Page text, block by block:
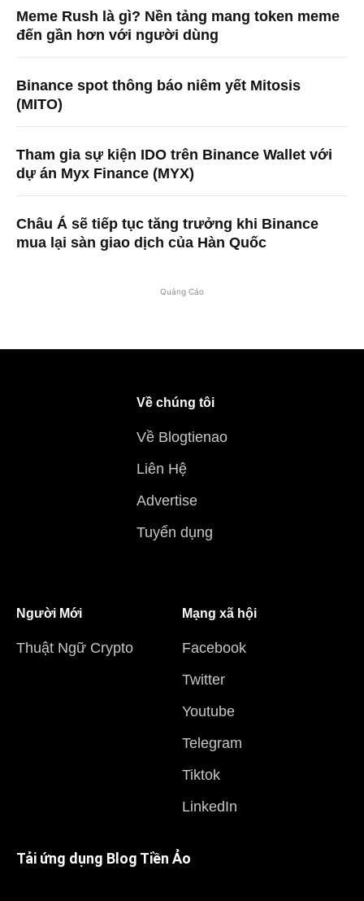
Meme Rush là gì? Nền tảng mang token meme
đến gần hơn với người dùng
Binance spot thông báo niêm yết Mitosis
(MITO)
Tham gia sự kiện IDO trên Binance Wallet với
dự án Myx Finance (MYX)
Châu Á sẽ tiếp tục tăng trưởng khi Binance
mua lại sàn giao dịch của Hàn Quốc
Quảng Cáo
Về chúng tôi
Về Blogtienao
Liên Hệ
Advertise
Tuyển dụng
Người Mới
Thuật Ngữ Crypto
Mạng xã hội
Facebook
Twitter
Youtube
Telegram
Tiktok
LinkedIn
Tải ứng dụng Blog Tiền Ảo